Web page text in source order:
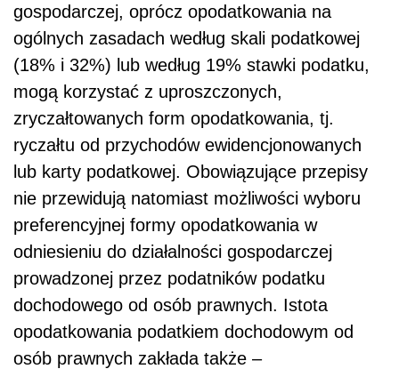
gospodarczej, oprócz opodatkowania na
ogólnych zasadach według skali podatkowej
(18% i 32%) lub według 19% stawki podatku,
mogą korzystać z uproszczonych,
zryczałtowanych form opodatkowania, tj.
ryczałtu od przychodów ewidencjonowanych
lub karty podatkowej. Obowiązujące przepisy
nie przewidują natomiast możliwości wyboru
preferencyjnej formy opodatkowania w
odniesieniu do działalności gospodarczej
prowadzonej przez podatników podatku
dochodowego od osób prawnych. Istota
opodatkowania podatkiem dochodowym od
osób prawnych zakłada także –